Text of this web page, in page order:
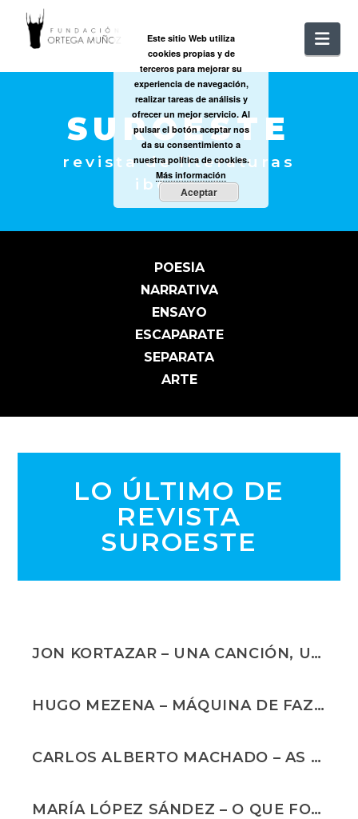
ORTEGA
MUÑOZ
SUROESTE
revista de literaturas
ibéricas
POESÍA
NARRATIVA
ENSAYO
ESCAPARATE
SEPARATA
ARTE
LO ÚLTIMO DE
REVISTA
SUROESTE
JON KORTAZAR – UNA CANCIÓN, UNA LEYENDA, LA HOJA PALMELA Y LA MIRADA
HUGO MEZENA – MÁQUINA DE FAZER VIAGENS
CARLOS ALBERTO MACHADO – AS CANAS ESTAVAM AO CONTRÁRIO
MARÍA LÓPEZ SÁNDEZ – O QUE FOMOS
Este sitio Web utiliza
cookies propias y de
terceros para mejorar su
experiencia de navegación,
realizar tareas de análisis y
ofrecer un mejor servicio. Al
pulsar el botón aceptar nos
da su consentimiento a
nuestra política de cookies.
Más información
Aceptar